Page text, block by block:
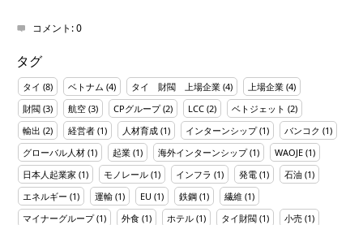
コメント:0
タグ
タイ (8) ベトナム (4) タイ 財閥 上場企業 (4) 上場企業 (4)
財閥 (3) 航空 (3) CPグループ(2) LCC (2) ベトジェット (2)
輸出 (2) 経営者 (1) 人材育成 (1) インターンシップ(1) バンコク (1)
グローバル人材 (1) 起業 (1) 海外インターンシップ(1) WAOJE (1)
日本人起業家 (1) モノレール (1) インフラ (1) 発電 (1) 石油 (1)
エネルギー (1) 運輸 (1) EU (1) 鉄鋼 (1) 繊維 (1)
マイナーグループ(1) 外食 (1) ホテル (1) タイ財閥 (1) 小売 (1)